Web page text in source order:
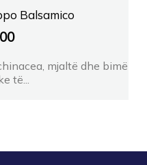
Balsamico
mjaltë dhe bimë
të...